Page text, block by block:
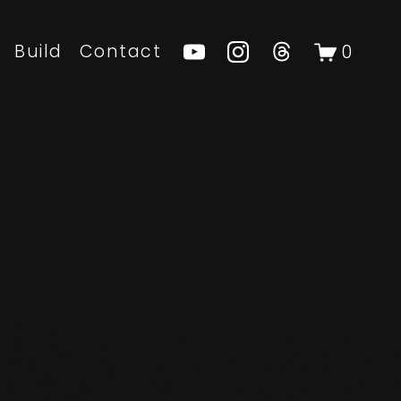
Build Contact 0